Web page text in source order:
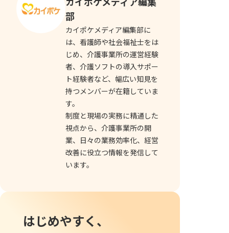
カイポケメディア編集
部
カイポケメディア編集部に
は、看護師や社会福祉士をは
じめ、介護事業所の運営経験
者、介護ソフトの導入サポー
ト経験者など、幅広い知見を
持つメンバーが在籍していま
す。
制度と現場の実務に精通した
視点から、介護事業所の開
業、日々の業務効率化、経営
改善に役立つ情報を発信して
います。
はじめやすく、